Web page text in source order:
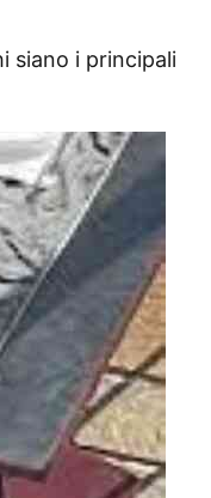
siano i principali